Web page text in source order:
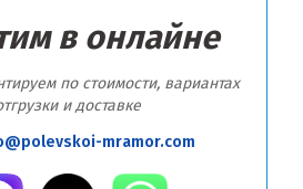
в онлайне
по стоимости, вариантах
и доставке
mramor.com